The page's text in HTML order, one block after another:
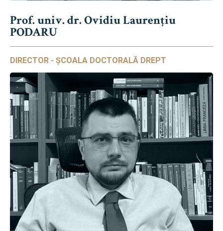
Prof. univ. dr. Ovidiu Laurențiu
PODARU
DIRECTOR - ȘCOALA DOCTORALĂ DREPT